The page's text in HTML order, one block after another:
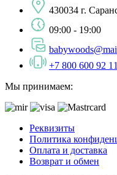
430034 г.
09:00 - 19:00
+7 800 600 92 11
Мы принимаем:
Реквизиты
Политика
Оплата и доставка
Возврат и обмен